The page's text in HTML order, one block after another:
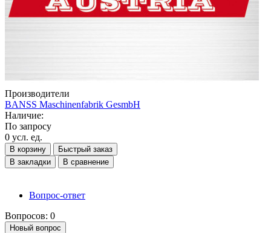
Производители
BANSS Maschinenfabrik GesmbH
Наличие:
По запросу
0 усл. ед.
В корзину
Быстрый заказ
В закладки
В сравнение
Вопрос-ответ
Вопросов: 0
Новый вопрос